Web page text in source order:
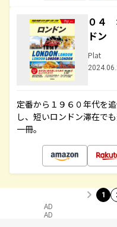
０４
ドン
Plat
定番から１９６０年代を
し、短いロンドン滞在で
一冊。
1
AD
AD